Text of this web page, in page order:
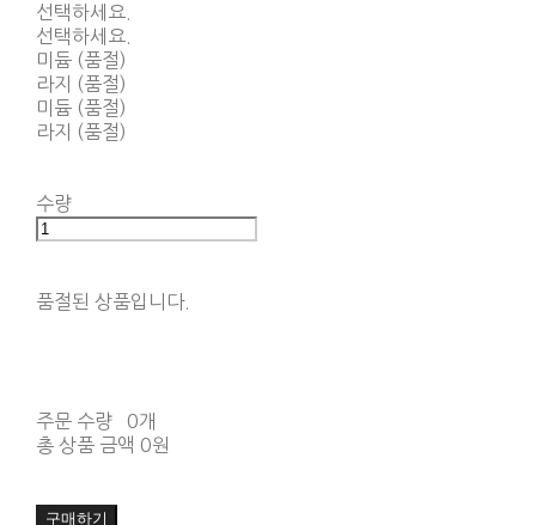
선택하세요.
선택하세요.
미듐 (품절)
라지 (품절)
미듐 (품절)
라지 (품절)
수량
품절된 상품입니다.
주문 수량
0개
총 상품 금액 0원
구매하기